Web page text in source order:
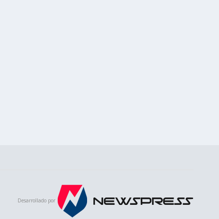
Desarrollado por